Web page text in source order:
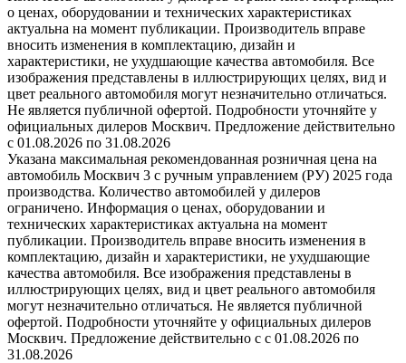
о ценах, оборудовании и технических характеристиках
актуальна на момент публикации. Производитель вправе
вносить изменения в комплектацию, дизайн и
характеристики, не ухудшающие качества автомобиля. Все
изображения представлены в иллюстрирующих целях, вид и
цвет реального автомобиля могут незначительно отличаться.
Не является публичной офертой. Подробности уточняйте у
официальных дилеров Москвич. Предложение действительно
с 01.08.2026 по 31.08.2026
Указана максимальная рекомендованная розничная цена на
автомобиль Москвич 3 с ручным управлением (РУ) 2025 года
производства. Количество автомобилей у дилеров
ограничено. Информация о ценах, оборудовании и
технических характеристиках актуальна на момент
публикации. Производитель вправе вносить изменения в
комплектацию, дизайн и характеристики, не ухудшающие
качества автомобиля. Все изображения представлены в
иллюстрирующих целях, вид и цвет реального автомобиля
могут незначительно отличаться. Не является публичной
офертой. Подробности уточняйте у официальных дилеров
Москвич. Предложение действительно с с 01.08.2026 по
31.08.2026